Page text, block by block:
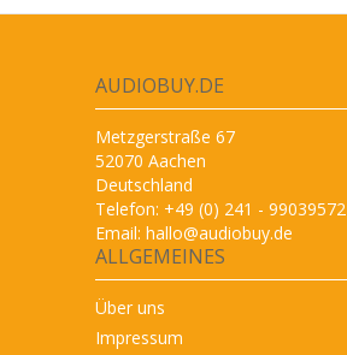
AUDIOBUY.DE
Metzgerstraße 67
52070 Aachen
Deutschland
Telefon: +49 (0) 241 - 99039572
Email: hallo@audiobuy.de
ALLGEMEINES
Über uns
Impressum